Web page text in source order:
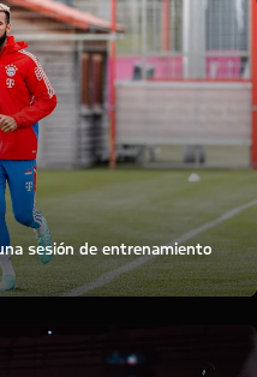
sesión de entrenamiento